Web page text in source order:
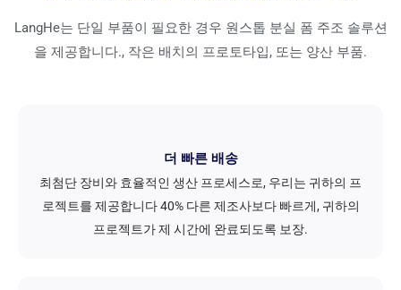
LangHe는 단일 부품이 필요한 경우 원스톱 분실 폼 주조 솔루션
을 제공합니다., 작은 배치의 프로토타입, 또는 양산 부품.
더 빠른 배송
최첨단 장비와 효율적인 생산 프로세스로, 우리는 귀하의 프
로젝트를 제공합니다 40% 다른 제조사보다 빠르게, 귀하의
프로젝트가 제 시간에 완료되도록 보장.